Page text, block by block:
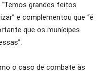
grandes feitos
e complementou que “é
que os munícipes
o caso de combate às